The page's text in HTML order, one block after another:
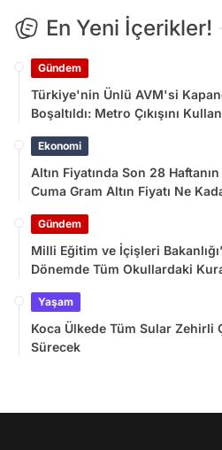
En Yeni İçerikler!
Gündem
Türkiye'nin Ünlü AVM'si
Boşaltıldı: Metro Çıkışını
Ekonomi
Altın Fiyatında Son 28
Cuma Gram Altın Fiyatı Ne
Gündem
Milli Eğitim ve İçişleri
Dönemde Tüm Okullardaki
Yaşam
Koca Ülkede Tüm Sular Zehirli
Sürecek